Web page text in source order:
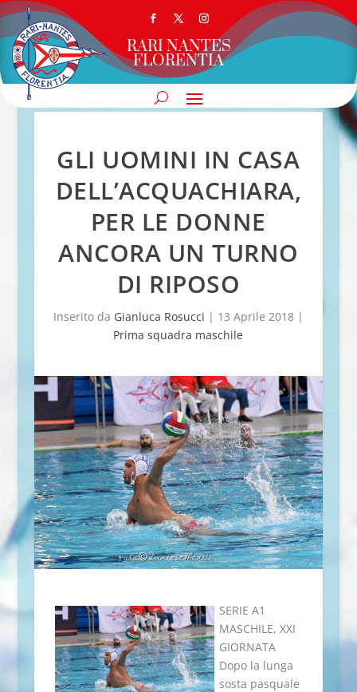
RARI NANTES
FLORENTIA
GLI UOMINI IN CASA
DELL’ACQUACHIARA,
PER LE DONNE
ANCORA UN TURNO
DI RIPOSO
Inserito da Gianluca Rosucci | 13 Aprile 2018|
Prima squadra maschile
SERIE A1
MASCHILE, XXI
GIORNATA
Dopo la lunga
sosta pasquale